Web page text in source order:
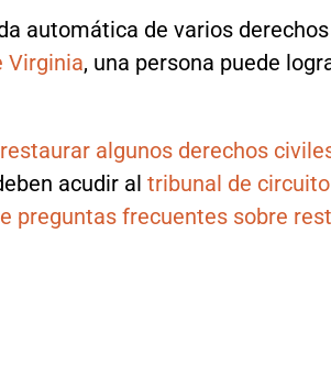
automática de varios
Virginia, una persona puede
algunos derechos
acudir al tribunal de
preguntas frecuentes sobre